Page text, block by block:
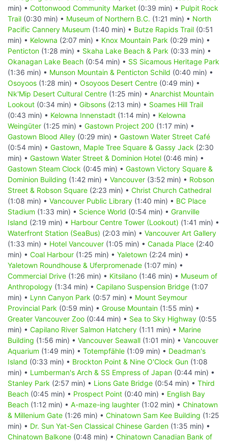
min) • Cottonwood Community Market (0:39 min) • Pulpit Rock
Trail (0:30 min) • Museum of Northern B.C. (1:21 min) • North
Pacific Cannery Museum (1:40 min) • Butze Rapids Trail (0:51
min) • Kelowna (2:07 min) • Knox Mountain Park (0:29 min) •
Penticton (1:28 min) • Skaha Lake Beach & Park (0:33 min) •
Okanagan Lake Beach (0:54 min) • SS Sicamous Heritage Park
(1:36 min) • Munson Mountain & Penticton Schild (0:40 min) •
Osoyoos (1:28 min) • Osoyoos Desert Centre (0:49 min) •
Nk'Mip Desert Cultural Centre (1:25 min) • Anarchist Mountain
Lookout (0:34 min) • Gibsons (2:13 min) • Soames Hill Trail
(0:43 min) • Kelowna Innenstadt (1:14 min) • Kelowna
Weingüter (1:25 min) • Gastown Project 200 (1:17 min) •
Gastown Blood Alley (0:29 min) • Gastown Water Street Café
(0:54 min) • Gastown, Maple Tree Square & Gassy Jack (2:30
min) • Gastown Water Street & Dominion Hotel (0:46 min) •
Gastown Steam Clock (0:45 min) • Gastown Victory Square &
Dominion Building (1:42 min) • Vancouver (3:52 min) • Robson
Street & Robson Square (2:23 min) • Christ Church Cathedral
(1:08 min) • Vancouver Public Library (1:40 min) • BC Place
Stadium (1:33 min) • Science World (0:54 min) • Granville
Island (2:19 min) • Harbour Centre Tower (Lookout) (1:41 min) •
Waterfront Station (SeaBus) (2:03 min) • Vancouver Art Gallery
(1:33 min) • Hotel Vancouver (1:05 min) • Canada Place (2:40
min) • Coal Harbour (1:25 min) • Yaletown (2:24 min) •
Yaletown Roundhouse & Uferpromenade (1:07 min) •
Commercial Drive (1:26 min) • Kitsilano (1:46 min) • Museum of
Anthropology (1:34 min) • Capilano Suspension Bridge (1:07
min) • Lynn Canyon Park (0:57 min) • Mount Seymour
Provincial Park (0:59 min) • Grouse Mountain (1:55 min) •
Greater Vancouver Zoo (0:44 min) • Sea to Sky Highway (0:55
min) • Capilano River Salmon Hatchery (1:11 min) • Marine
Building (1:56 min) • Vancouver Seawall (1:01 min) • Vancouver
Aquarium (1:49 min) • Totempfähle (1:09 min) • Deadman's
Island (0:33 min) • Brockton Point & Nine O'Clock Gun (1:08
min) • Lumberman's Arch & SS Empress of Japan (0:44 min) •
Stanley Park (2:57 min) • Lions Gate Bridge (0:54 min) • Third
Beach (0:45 min) • Prospect Point (0:40 min) • English Bay
Beach (1:12 min) • A-maze-ing laughter (1:02 min) • Chinatown
& Millenium Gate (1:26 min) • Chinatown Sam Kee Building (1:25
min) • Dr. Sun Yat-Sen Classical Chinese Garden (1:35 min) •
Chinatown Balkone (0:48 min) • Chinatown Canadian Bank of